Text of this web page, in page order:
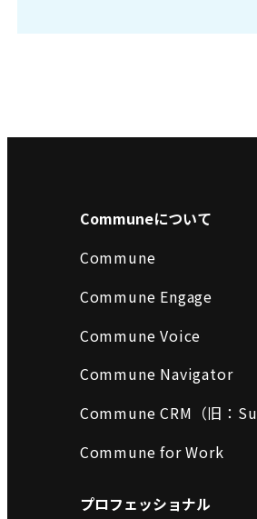
Communeについて
Commune
Commune Engage
Commune Voice
Commune Navigator
Commune CRM（旧：
Commune for Work
プロフェッショナル